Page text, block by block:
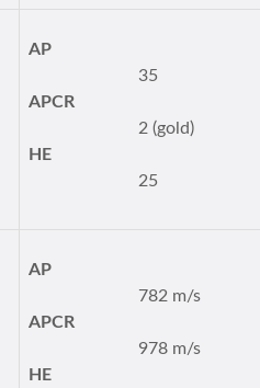
AP
35
APCR
2 (gold)
HE
25
AP
782 m/s
APCR
978 m/s
HE